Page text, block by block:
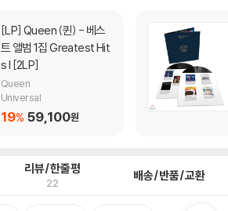
[LP]
트 앨범 1집 Greatest Hit
s I [2LP]
Queen
Universal
19% 59,100원
리뷰/한줄평
22 배송/반품/교환